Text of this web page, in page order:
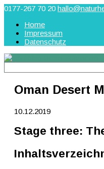
0177-267 70 20
Home
Impressum
Datenschutz
Oman Desert
10.12.2019
Stage three: